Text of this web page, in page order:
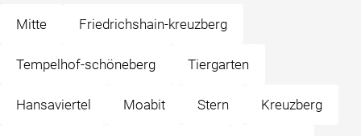
Mitte Friedrichshain-kreuzberg
Tempelhof-schöneberg Tiergarten
Hansaviertel Moabit Stern Kreuzberg